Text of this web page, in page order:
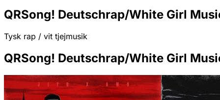
QRSong! Deutschrap/White Girl
Tysk rap / vit tjejmusik
QRSong! Deutschrap/White Girl